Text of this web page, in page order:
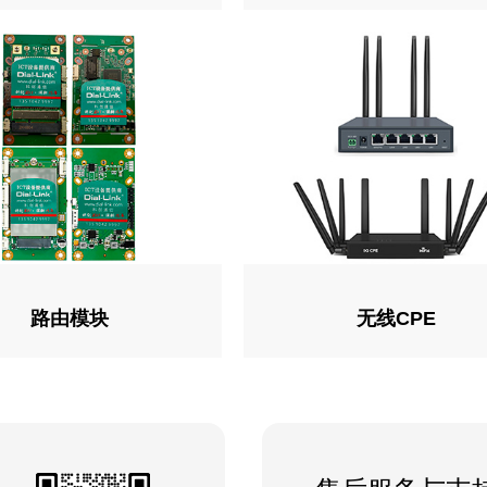
路由模块 无线CPE